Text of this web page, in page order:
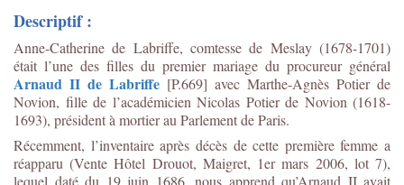
Descriptif :
Anne-Catherine de Labriffe, comtesse de Meslay (1678-1701)
était l’une des filles du premier mariage du procureur général
Arnaud II de Labriffe [P.669] avec Marthe-Agnès Potier de
Novion, fille de l’académicien Nicolas Potier de Novion (1618-
1693), président à mortier au Parlement de Paris.
Récemment, l’inventaire après décès de cette première femme a
réapparu (Vente Hôtel Drouot, Maigret, 1er mars 2006, lot 7),
lequel daté du 19 juin 1686, nous apprend qu’Arnaud II avait